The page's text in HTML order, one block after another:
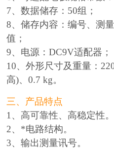
7、数据储存：50组；
8、储存内容：编号、测
值；
9、电源：DC9V适配器；
10、外形尺寸及重量：
高)、0.7 kg。
三、产品特点
1、高可靠性、高稳定性。
2、*电路结构。
3、输出测量讯号。